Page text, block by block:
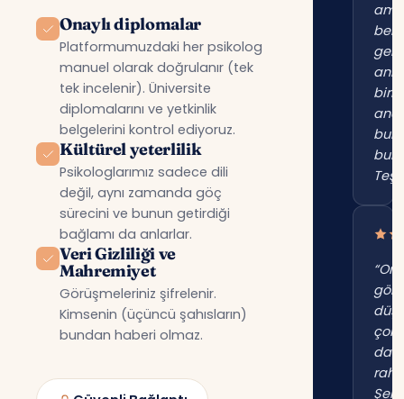
Onaylı diplomalar
Platformumuzdaki her psikolog
manuel olarak doğrulanır (tek
tek incelenir). Üniversite
diplomalarını ve yetkinlik
belgelerini kontrol ediyoruz.
Kültürel yeterlilik
Psikologlarımız sadece dili
değil, aynı zamanda göç
sürecini ve bunun getirdiği
bağlamı da anlarlar.
Veri Gizliliği ve
Mahremiyet
Görüşmeleriniz şifrelenir.
Kimsenin (üçüncü şahısların)
bundan haberi olmaz.
beni
çok